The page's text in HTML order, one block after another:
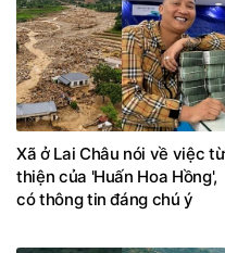
Xã ở Lai Châu nói về việc từ
thiện của 'Huấn Hoa Hồng',
có thông tin đáng chú ý